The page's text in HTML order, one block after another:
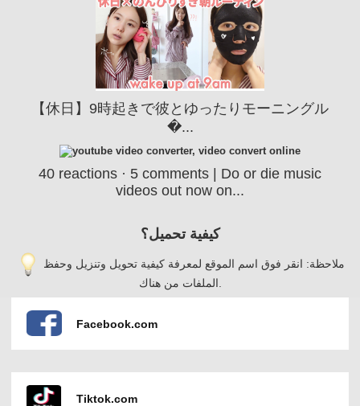
【休日】9時起きで彼とゆったりモーニングル
�...
40 reactions · 5 comments | Do or die music
videos out now on...
كيفية تحميل؟
Facebook.com
Tiktok.com